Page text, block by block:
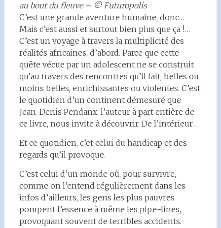
au bout du fleuve – © Futuropolis
C’est une grande aventure humaine, donc…
Mais c’est aussi et surtout bien plus que ça !…
C’est un voyage à travers la multiplicité des
réalités africaines, d’abord. Parce que cette
quête vécue par un adolescent ne se construit
qu’au travers des rencontres qu’il fait, belles ou
moins belles, enrichissantes ou violentes. C’est
le quotidien d’un continent démesuré que
Jean-Denis Pendanx, l’auteur à part entière de
ce livre, nous invite à découvrir. De l’intérieur…
Et ce quotidien, c’et celui du handicap et des
regards qu’il provoque.
C’est celui d’un monde où, pour survivre,
comme on l’entend régulièrement dans les
infos d’ailleurs, les gens les plus pauvres
pompent l’essence à même les pipe-lines,
provoquant souvent de terribles accidents.